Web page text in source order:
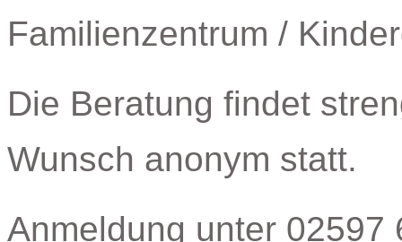
Familienzentrum /
Die Beratung findet
Wunsch anonym statt.
Anmeldung unter 02597